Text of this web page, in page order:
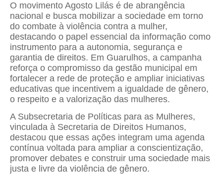
O movimento Agosto Lilás é de abrangência
nacional e busca mobilizar a sociedade em torno
do combate à violência contra a mulher,
destacando o papel essencial da informação como
instrumento para a autonomia, segurança e
garantia de direitos. Em Guarulhos, a campanha
reforça o compromisso da gestão municipal em
fortalecer a rede de proteção e ampliar iniciativas
educativas que incentivem a igualdade de gênero,
o respeito e a valorização das mulheres.
A Subsecretaria de Políticas para as Mulheres,
vinculada à Secretaria de Direitos Humanos,
destacou que essas ações integram uma agenda
contínua voltada para ampliar a conscientização,
promover debates e construir uma sociedade mais
justa e livre da violência de gênero.